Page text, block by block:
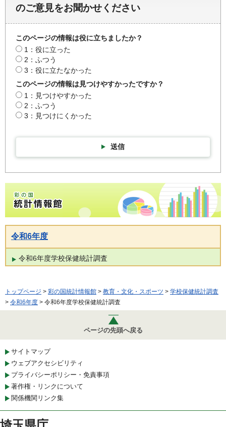
のご意見をお聞かせください
このページの情報は役に立ちましたか？
1：役に立った
2：ふつう
3：役に立たなかった
このページの情報は見つけやすかったですか？
1：見つけやすかった
2：ふつう
3：見つけにくかった
送信
彩の国統計情報館トップページ
令和6年度
令和6年度学校保健統計調査
トップページ > 彩の国統計情報館 > 教育・文化・スポーツ > 学校保健統計調査
> 令和6年度 > 令和6年度学校保健統計調査
ページの先頭へ戻る
サイトマップ
ウェブアクセシビリティ
プライバシーポリシー・免責事項
著作権・リンクについて
関係機関リンク集